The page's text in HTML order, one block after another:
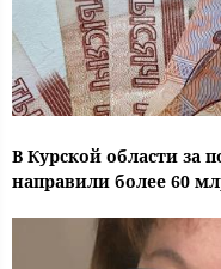
В Курской области за
направили более 60